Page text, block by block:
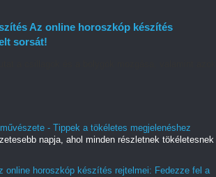
Az online horoszkóp készítés
sorsát!
- Tippek a tökéletes megjelenéshez
napja, ahol minden részletnek tökéletesnek
online horoszkóp készítés rejtelmei: Fedezze fel a